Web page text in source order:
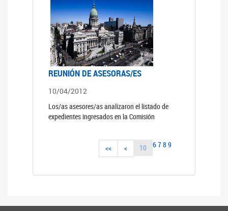
REUNIÓN DE ASESORAS/ES
10/04/2012
Los/as asesores/as analizaron el listado de
expedientes ingresados en la Comisión
<< < 6789
10